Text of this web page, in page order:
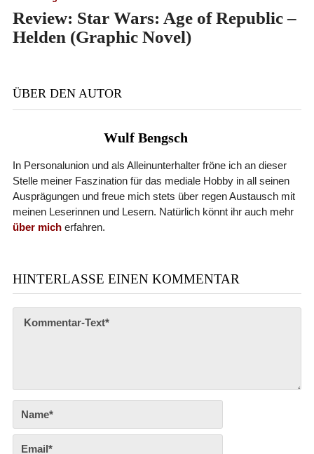
Review: Star Wars: Age of Republic –
Helden (Graphic Novel)
ÜBER DEN AUTOR
Wulf Bengsch
In Personalunion und als Alleinunterhalter fröne ich an dieser
Stelle meiner Faszination für das mediale Hobby in all seinen
Ausprägungen und freue mich stets über regen Austausch mit
meinen Leserinnen und Lesern. Natürlich könnt ihr auch mehr
über micherfahren.
HINTERLASSE EINEN KOMMENTAR